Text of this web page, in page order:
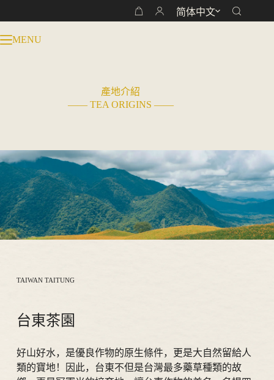
过
内
购
简体中文
MENU
產地介紹
—— TEA ORIGINS ——
TAIWAN TAITUNG
台東茶園
好山好水，是優良作物的原生條件，更是大自然留給人
類的寶地！因此，台東不但是台灣最多藥草種類的故